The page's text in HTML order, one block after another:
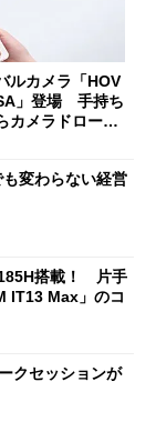
ルカメラ「HOV
」登場 手持ち
カメラドローン
も変わらない経営
搭載！ 片手
IT13 Max」のコ
クセッションが